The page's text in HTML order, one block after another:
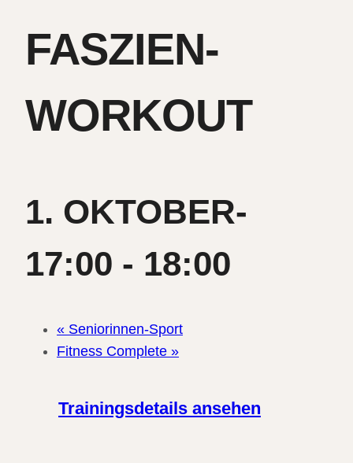
FASZIEN-
WORKOUT
1. OKTOBER-
17:00 - 18:00
« Seniorinnen-Sport
Fitness Complete »
Trainingsdetails ansehen